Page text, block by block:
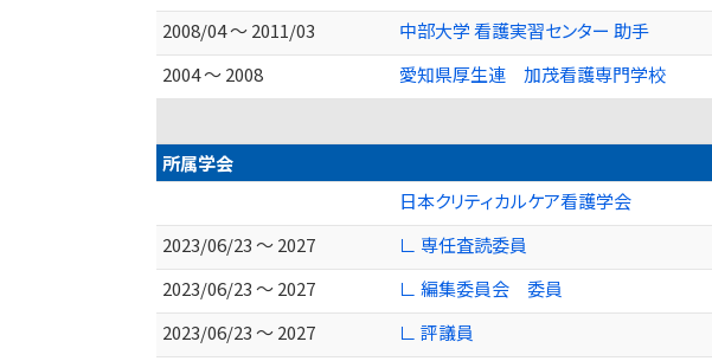
2008/04 ～ 2011/03
中部大学 看護実習センター 助手
2004 ～ 2008
愛知県厚生連 加茂看護専門学校
所属学会
日本クリティカルケア看護学会
2023/06/23 ～ 2027
∟ 専任査読委員
2023/06/23 ～ 2027
∟ 編集委員会 委員
2023/06/23 ～ 2027
∟ 評議員